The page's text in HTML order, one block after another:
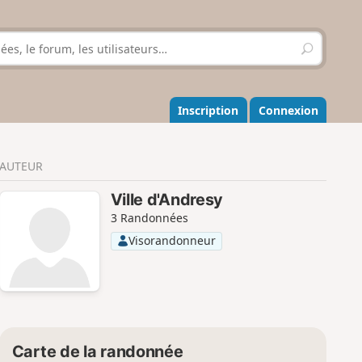
R
e
h
e
r
r
Inscription Connexion
AUTEUR
Ville d'Andresy
3 Randonnées
Visorandonneur
Carte de la randonnée